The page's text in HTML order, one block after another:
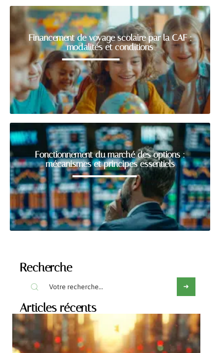
Financement de voyage scolaire par la CAF :
modalités et conditions
Fonctionnement du marché des options :
mécanismes et principes essentiels
Recherche
Articles récents